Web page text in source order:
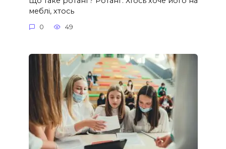
меблі, хтось
0 49